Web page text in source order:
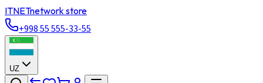
ITNETnetwork store
+998 55 555-33-55
UZ